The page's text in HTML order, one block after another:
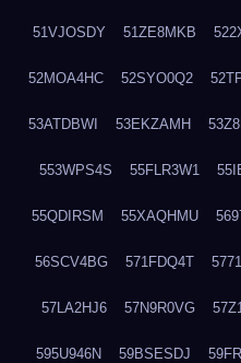
51VJOSDY 51ZE8MKB
52MOA4HC 52SYO0Q2
53ATDBWI 53EKZAMH
553WPS4S 55FLR3W1
55QDIRSM 55XAQHMU
56SCV4BG 571FDQ4T
57LA2HJ6 57N9R0VG
595U946N 59BSESDJ